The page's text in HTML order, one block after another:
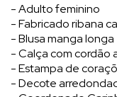
- Adulto feminino
- Fabricado ribana
- Blusa manga longa
- Calça com cordão
- Estampa de
- Decote